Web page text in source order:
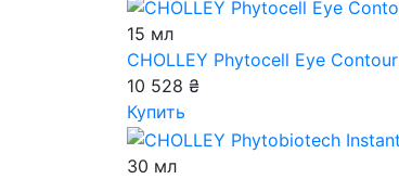
15 мл
CHOLLEY Phytocell Eye Contour
10 528 ₴
Купить
30 мл